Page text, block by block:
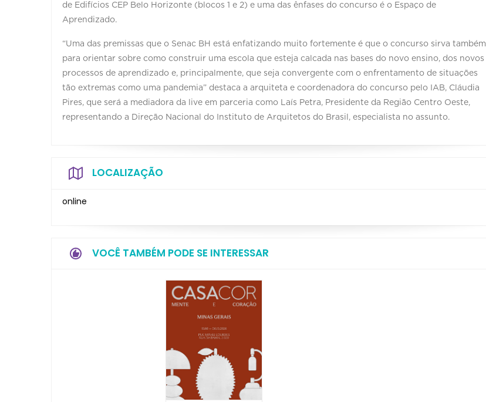
de Edifícios CEP Belo Horizonte (blocos 1 e 2) e uma das ênfases do concurso é o Espaço de
Aprendizado.
“Uma das premissas que o Senac BH está enfatizando muito fortemente é que o concurso sirva também
para orientar sobre como construir uma escola que esteja calcada nas bases do novo ensino, dos novos
processos de aprendizado e, principalmente, que seja convergente com o enfrentamento de situações
tão extremas como uma pandemia” destaca a arquiteta e coordenadora do concurso pelo IAB, Cláudia
Pires, que será a mediadora da live em parceria como Laís Petra, Presidente da Região Centro Oeste,
representando a Direção Nacional do Instituto de Arquitetos do Brasil, especialista no assunto.
LOCALIZAÇÃO
online
VOCÊ TAMBÉM PODE SE INTERESSAR